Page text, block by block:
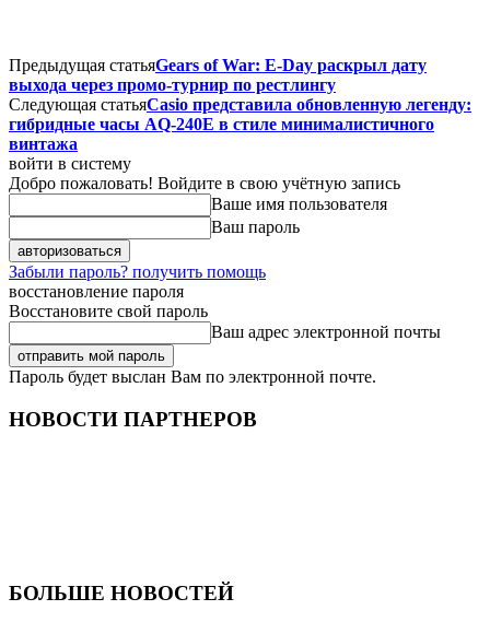
Предыдущая статьяGears of War: E-Day раскрыл дату
выхода через промо-турнир по рестлингу
Следующая статьяCasio представила обновленную легенду:
гибридные часы AQ-240E в стиле минималистичного
винтажа
войти в систему
Добро пожаловать! Войдите в свою учётную запись
Ваше имя пользователя
Ваш пароль
Забыли пароль? получить помощь
восстановление пароля
Восстановите свой пароль
Ваш адрес электронной почты
Пароль будет выслан Вам по электронной почте.
НОВОСТИ ПАРТНЕРОВ
БОЛЬШЕ НОВОСТЕЙ